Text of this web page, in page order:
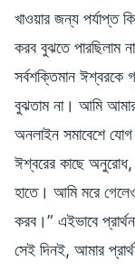
খাওয়ার জন্য পর্যাপ্ত
করব বুঝতে পারছিলাম
সর্বশক্তিমান ঈশ্বরকে
বুঝতাম না। আমি আমার
অনলাইন সমাবেশে
ঈশ্বরের কাছে অনুরোধ,
হাতে। আমি মরে
করব।” এইভাবে
সেই দিনই, আমার